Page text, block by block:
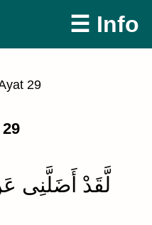
☰ Info
29
لَّقَدْ أَضَلَّنِى